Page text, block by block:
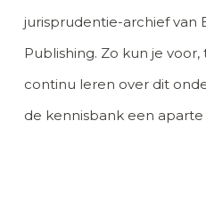
jurisprudentie-archief van
Publishing. Zo kun je
continu leren over dit
de kennisbank een